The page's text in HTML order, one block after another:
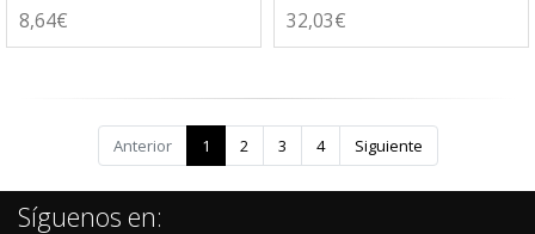
8,64€ 32,03€
Anterior 1 2 3 4 Siguiente
Síguenos en: